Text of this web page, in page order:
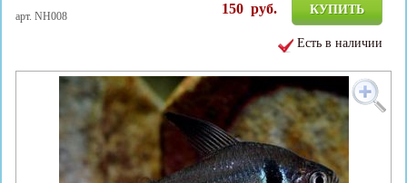
арт. NH008 КУПИТЬ
150 руб.
Есть в наличии